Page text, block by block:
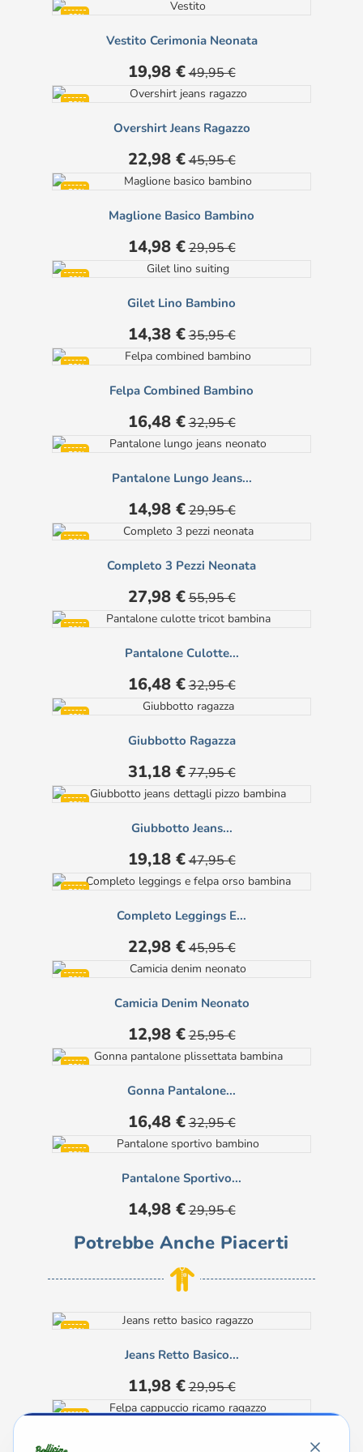
-60%
Vestito Cerimonia Neonata
Prezzo
19,98 € Prezzo
base
49,95 €
-50%
Overshirt Jeans Ragazzo
Prezzo
22,98 € Prezzo
base
45,95 €
-50%
Maglione Basico Bambino
Prezzo
14,98 € Prezzo
base
29,95 €
-60%
Gilet Lino Bambino
Prezzo
14,38 € Prezzo
base
35,95 €
-50%
Felpa Combined Bambino
Prezzo
16,48 € Prezzo
base
32,95 €
-50%
Pantalone Lungo Jeans...
Prezzo
14,98 € Prezzo
base
29,95 €
-50%
NON DISPONIBILECompleto 3 Pezzi Neonata
Prezzo
27,98 € Prezzo
base
55,95 €
-50%
Pantalone Culotte...
Prezzo
16,48 € Prezzo
base
32,95 €
-60%
Giubbotto Ragazza
Prezzo
31,18 € Prezzo
base
77,95 €
-60%
Giubbotto Jeans...
Prezzo
19,18 € Prezzo
base
47,95 €
-50%
Completo Leggings E...
Prezzo
22,98 € Prezzo
base
45,95 €
-50%
NON DISPONIBILECamicia Denim Neonato
Prezzo
12,98 € Prezzo
base
25,95 €
-50%
Gonna Pantalone...
Prezzo
16,48 € Prezzo
base
32,95 €
-50%
Pantalone Sportivo...
Prezzo
14,98 € Prezzo
base
29,95 €
Potrebbe Anche Piacerti
-60%
Jeans Retto Basico...
Prezzo
11,98 € Prezzo
base
29,95 €
-60%